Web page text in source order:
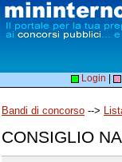
Login
Bandi di concorso -->
CONSIGLIO